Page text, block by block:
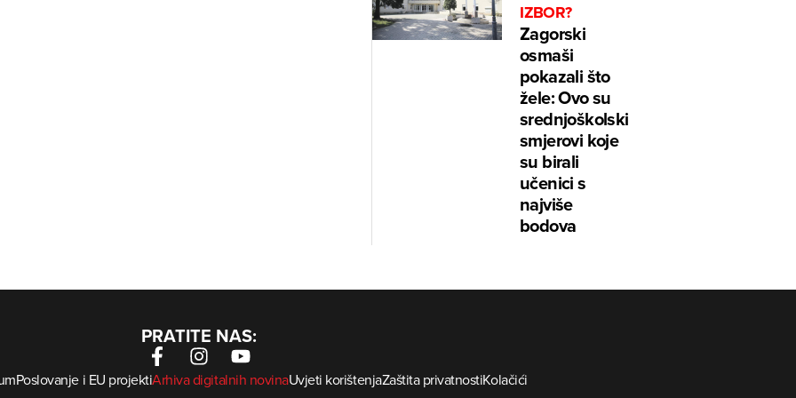
IZBOR?
Zagorski
osmaši
pokazali što
žele: Ovo su
srednjoškolski
smjerovi koje
su birali
učenici s
najviše
bodova
PRATITE NAS:
Poslovanje i EU projektiArhiva digitalnih novinaUvjeti korištenjaZaštita privatnostiKolačići